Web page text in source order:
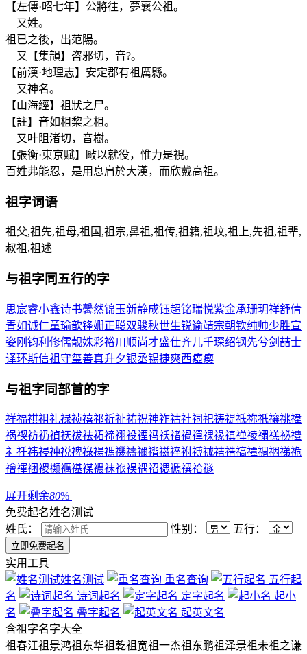
【左傳·昭七年】公將往，夢襄公祖。
又姓。
祖已之後，出范陽。
又【集韻】咨邪切，音?。
【前漢·地理志】安定郡有祖厲縣。
又神名。
【山海經】祖狀之尸。
【註】音如柤棃之柤。
又叶阻渚切，音樹。
【張衡·東京賦】敺以就役，惟力是視。
百姓弗能忍，是用息肩於大漢，而欣戴高祖。
祖 字词语
祖父,祖先,祖母,祖国,祖宗,鼻祖,祖传,祖籍,祖坟,祖上,先祖,祖辈,
叔祖,祖述
与祖 字同五行的字
思宸睿小鑫诗书馨然锦玉新静成钰超铭瑞悦紫金承珊玥祥舒倩
青如诚仁童瑜歆锋姗正聪双骏秋世生锐谕靖宗朝钦纯帅少胜宣
姿刚 钧利 修儒靓姝彩裕川 顺尚才盛仕齐儿千琛绍钢先兮剑 喆士
译环斯信祖 守玺善真升夕银丞锡捷爽西瘂瘈
与祖 字同部首的字
祥福祺祖礼禄祯禧祁祈祉祐祝神祚祜社祠祀祷禔祗祢祇禳祧禕
祸禊祊礽禎祆祓祛祏禘祤祋禋祃祅禇禍禪祼禒禛禅祾禤禚祕禮
礻 祍祎祲祌祱禆祿禓禡禨禱禰禙禌祽祔禣祴祮祰禞禫禂祻祶祪
禬禈祵禝禷禲禥禖禯祙祣祦禑祒禗禠禩祫禭
展开剩余80%
免费起名姓名测试
姓氏：
性别： 五行：
实用工具
姓名测试
重名查询
五行起
名
诗词起名 定字起名
起小
名
叠字起名
起英文名
含祖 字名字大全
祖春江祖景鸿祖东华祖乾祖宽祖一杰祖东鹏祖泽景祖未祖之谦